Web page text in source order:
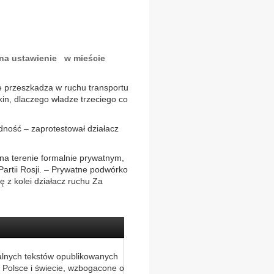
ustawienie w mieście
w ruchu transportu
dlaczego władze trzeciego co
– zaprotestował działacz
terenie formalnie prywatnym,
Rosji. – Prywatne podwórko
z kolei działacz ruchu Za
tekstów opublikowanych
i świecie, wzbogacone o